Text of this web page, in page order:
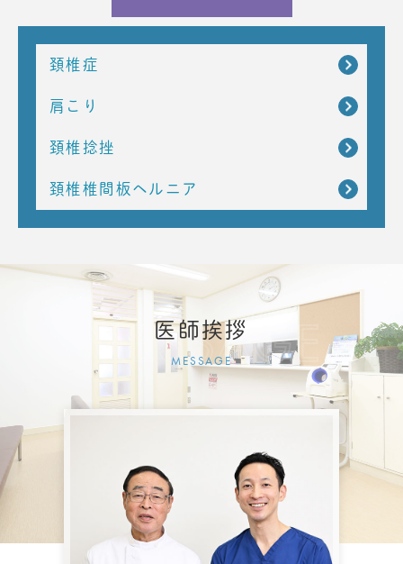
頚椎症
肩こり
頚椎捻挫
頚椎椎間板ヘルニア
医師挨拶
MESSAGE